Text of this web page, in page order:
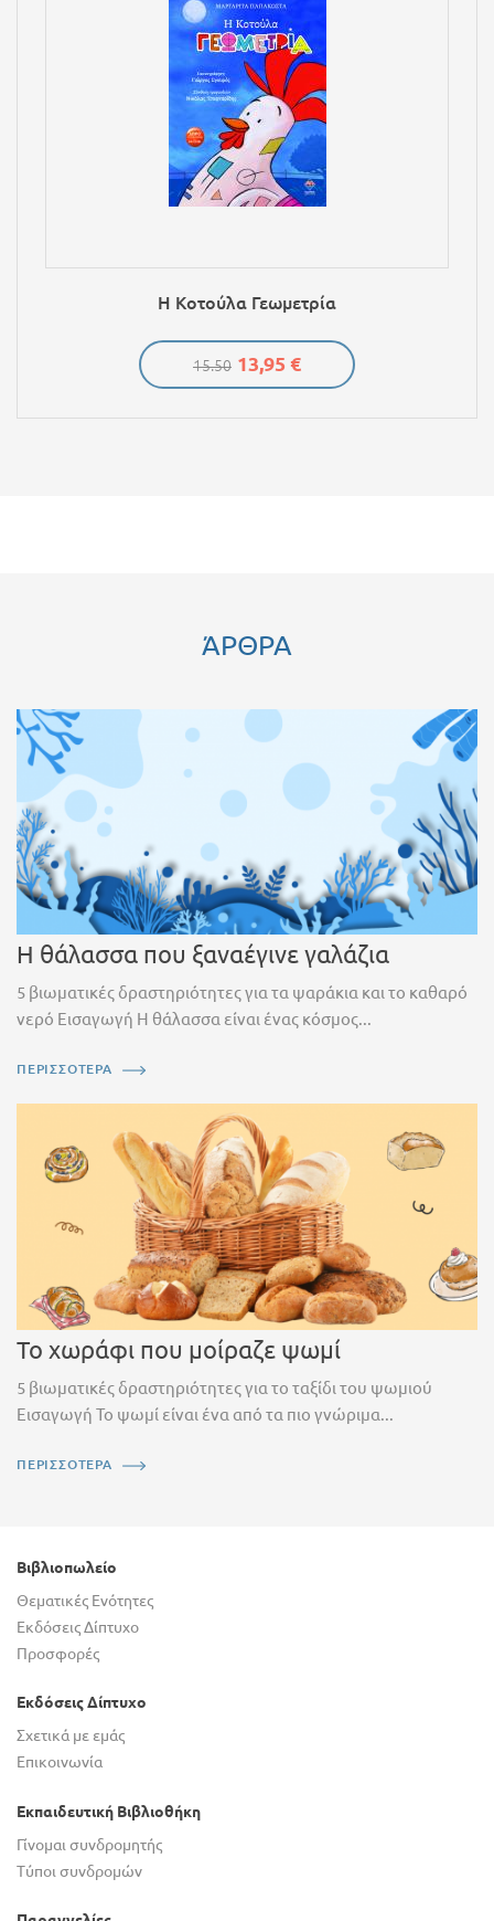
Η Κοτούλα Γεωμετρία
15.50 13,95 €
ΆΡΘΡΑ
Η θάλασσα που ξαναέγινε γαλάζια
5 βιωματικές δραστηριότητες για τα ψαράκια και το καθαρό
νερό Εισαγωγή Η θάλασσα είναι ένας κόσμος...
ΠΕΡΙΣΣΟΤΕΡΑ
Το χωράφι που μοίραζε ψωμί
5 βιωματικές δραστηριότητες για το ταξίδι του ψωμιού
Εισαγωγή Το ψωμί είναι ένα από τα πιο γνώριμα...
ΠΕΡΙΣΣΟΤΕΡΑ
Βιβλιοπωλείο
Θεματικές Ενότητες
Εκδόσεις Δίπτυχο
Προσφορές
Εκδόσεις Δίπτυχο
Σχετικά με εμάς
Επικοινωνία
Εκπαιδευτική Βιβλιοθήκη
Γίνομαι συνδρομητής
Τύποι συνδρομών